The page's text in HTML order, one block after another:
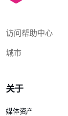
访问帮助中心
城市
关于
媒体资产